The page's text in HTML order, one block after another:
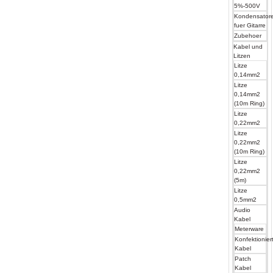
5%-500V
fuer Gitarre
Zubehoer
Kabel und
Litzen
Litze
0,14mm2
Litze
0,14mm2
(10m Ring)
Litze
0,22mm2
Litze
0,22mm2
(10m Ring)
Litze
0,22mm2
(5m)
Litze
0,5mm2
Audio
Kabel
Meterware
Kabel
Patch
Kabel